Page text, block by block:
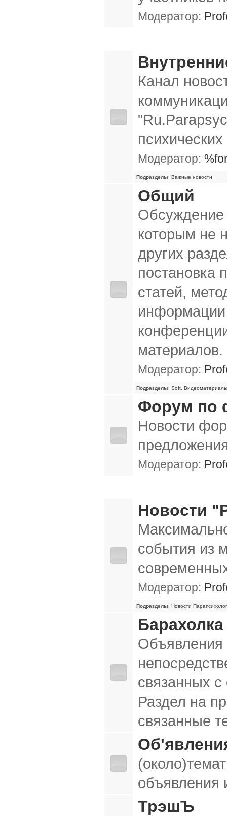
Модератор:
Канал
Модератор:
Подразделы: Важные новости
Общий
Обсуждение
которым не
других
постановка
статей,
информации
материалов.
Модератор:
Подразделы: Soft Видеоматериалы
Форум по
Новости
Модератор:
Новости
события из
Модератор:
Подразделы: Новости
Барахолка
Объявления
связанных
Раздел на
связанные
объявления
ТрэшЪ